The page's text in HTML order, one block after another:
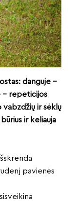
danguje –
– repeticijos
vabzdžių ir sėklų
ir keliauja
pavienės